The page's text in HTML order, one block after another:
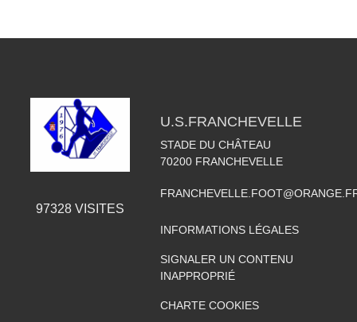
97328VISITES
U.S.FRANCHEVELLE
STADE DU CHÂTEAU
70200 FRANCHEVELLE
INFORMATIONS LÉGALES
SIGNALER UN CONTENU
INAPPROPRIÉ
CHARTE COOKIES